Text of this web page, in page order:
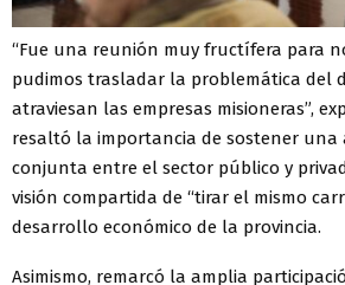
“Fue una reunión muy fructífera para
pudimos trasladar la problemática del
atraviesan las empresas misioneras”,
resaltó la importancia de sostener una
conjunta entre el sector público y
visión compartida de “tirar el mismo
desarrollo económico de la provincia.
Asimismo, remarcó la amplia